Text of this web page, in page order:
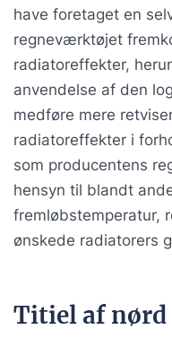
have foretaget en
regneværktøjet
radiatoreffekter,
anvendelse af den
medføre mere
radiatoreffekter i
som producentens
hensyn til blandt
fremløbstemperatur,
ønskede radiatorers
Titiel af nørd